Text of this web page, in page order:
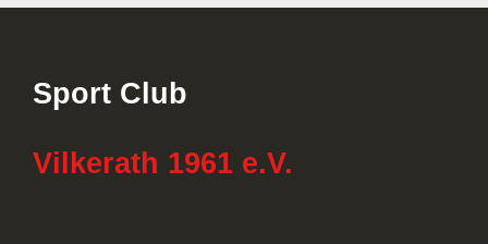
Sport Club
Vilkerath 1961 e.V.